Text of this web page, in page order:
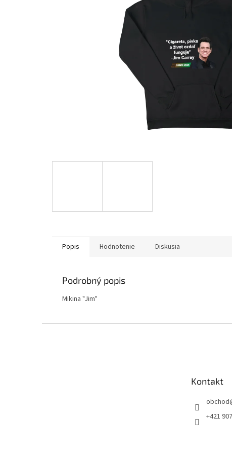
Popis Hodnotenie Diskusia
Podrobný popis
Mikina "Jim"
Kontakt
obchod
+421